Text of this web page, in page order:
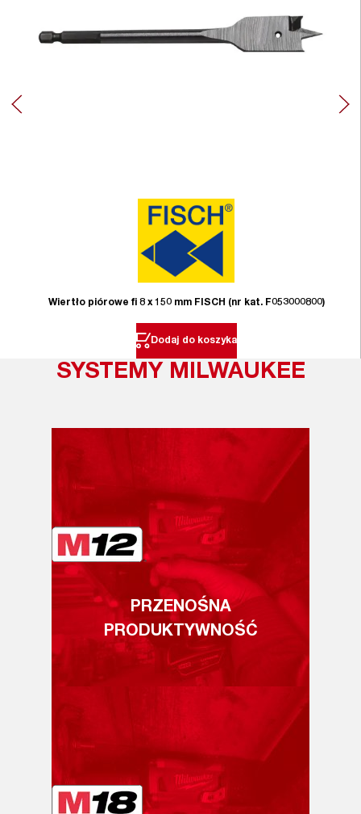
Wiertło piórowe fi 8 x 150 mm FISCH (nr kat. F053000800)
Dodaj do koszyka
SYSTEMY MILWAUKEE
PRZENOŚNA
PRODUKTYWNOŚĆ